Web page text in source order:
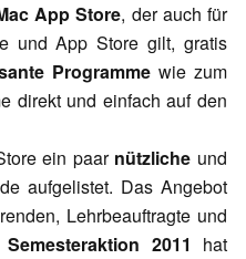
App Store, der auch für
und App Store gilt, gratis
Programme wie zum
direkt und einfach auf den
ein paar nützliche und
aufgelistet. Das Angebot
Lehrbeauftragte und
Semesteraktion 2011
hat